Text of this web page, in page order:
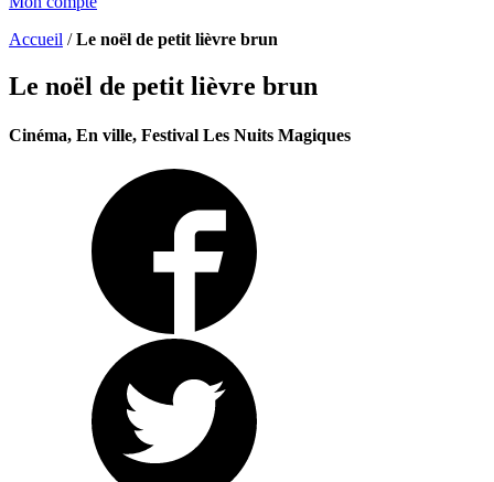
Accueil /Le noël de petit lièvre brun
Le noël de petit lièvre brun
Cinéma, En ville, Festival Les Nuits Magiques